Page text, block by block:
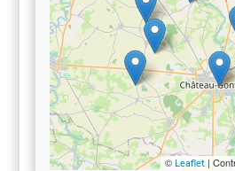
© Leaflet|